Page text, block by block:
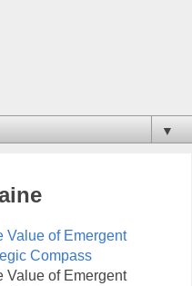
▼
Value of Emergent
Compass
Value of Emergent